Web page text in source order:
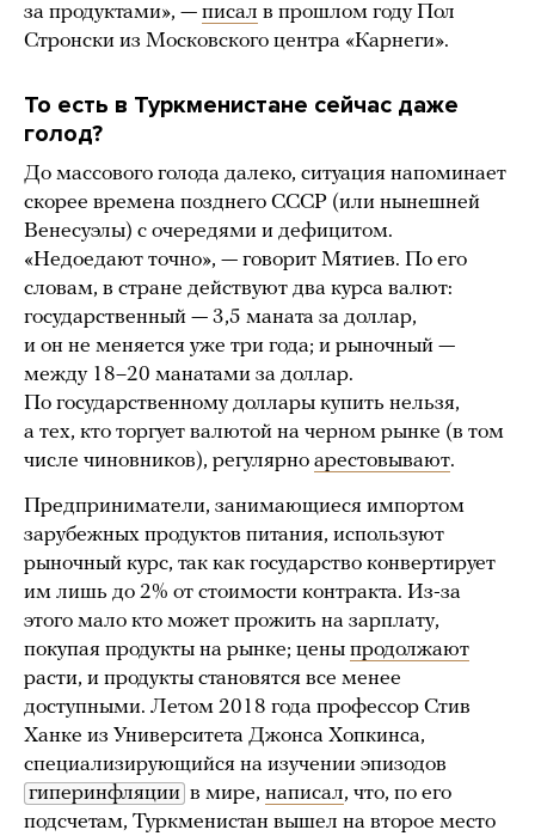
за продуктами», — писал в прошлом году Пол
Стронски из Московского центра «Карнеги».
То есть в Туркменистане сейчас даже
голод?
До массового голода далеко, ситуация напоминает
скорее времена позднего СССР (или нынешней
Венесуэлы) с очередями и дефицитом.
«Недоедают точно», — говорит Мятиев. По его
словам, в стране действуют два курса валют:
государственный — 3,5 маната за доллар,
и он не меняется уже три года; и рыночный —
между 18–20 манатами за доллар.
По государственному доллары купить нельзя,
а тех, кто торгует валютой на черном рынке (в том
числе чиновников), регулярно арестовывают.
Предприниматели, занимающиеся импортом
зарубежных продуктов питания, используют
рыночный курс, так как государство конвертирует
им лишь до 2% от стоимости контракта. Из-за
этого мало кто может прожить на зарплату,
покупая продукты на рынке; цены продолжают
расти, и продукты становятся все менее
доступными. Летом 2018 года профессор Стив
Ханке из Университета Джонса Хопкинса,
специализирующийся на изучении эпизодов
гиперинфляции в мире, написал, что, по его
подсчетам, Туркменистан вышел на второе место